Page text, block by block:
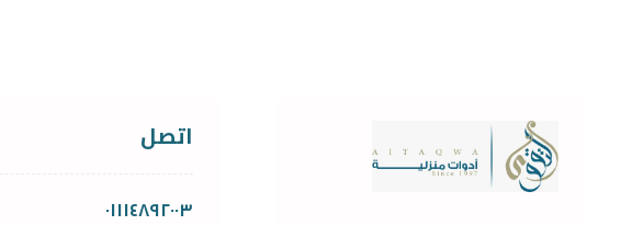
اتصل
٠١١١٤٨٩٢٠٠٣